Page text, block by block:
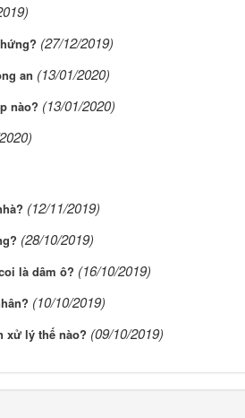
(27/12/2019)
an (13/01/2020)
nào? (13/01/2020)
(12/11/2019)
(28/10/2019)
là dâm ô? (16/10/2019)
(10/10/2019)
xử lý thế nào? (09/10/2019)